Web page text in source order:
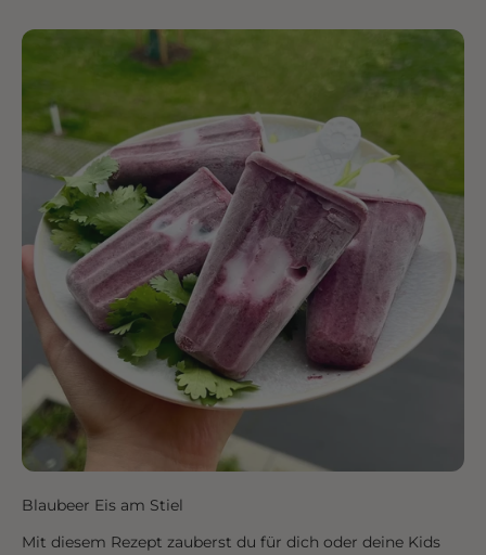
Blaubeer Eis am Stiel
Mit diesem Rezept zauberst du für dich oder deine Kids